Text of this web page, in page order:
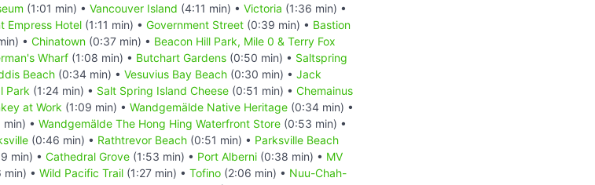
(1:01 min) • Vancouver Island (4:11 min) • Victoria (1:36 min) •
Empress Hotel (1:11 min) • Government Street (0:39 min) • Bastion
• Chinatown (0:37 min) • Beacon Hill Park, Mile 0 & Terry Fox
Wharf (1:08 min) • Butchart Gardens (0:50 min) • Saltspring
Beach (0:34 min) • Vesuvius Bay Beach (0:30 min) • Jack
Park (1:24 min) • Salt Spring Island Cheese (0:51 min) • Chemainus
at Work (1:09 min) • Wandgemälde Native Heritage (0:34 min) •
• Wandgemälde The Hong Hing Waterfront Store (0:53 min) •
(0:46 min) • Rathtrevor Beach (0:51 min) • Parksville Beach
min) • Cathedral Grove (1:53 min) • Port Alberni (0:38 min) • MV
min) • Wild Pacific Trail (1:27 min) • Tofino (2:06 min) • Nuu-Chah-